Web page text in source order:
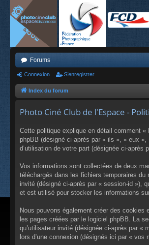
Forums
Connexion S’enregistrer
Index du forum
Photo Ciné Club de l'Espace -
Cette politique explique en détail comment
phpBB (désigné ci-après par « ils », « eux
d’utilisation de votre part (désignée ci-après
Vos informations sont collectées de deux
téléchargés dans les fichiers temporaires du
invité (désigné ci-après par « session-id »),
et est utilisé pour stocker les informations
Nous pouvons également créer des
les pages créées par le logiciel phpBB. La
qu’utilisateur invité (désignée ci-après par «
lors d’une connexion (désignés ici par « vos